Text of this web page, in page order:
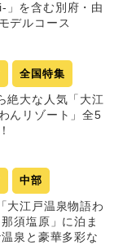
」を含む別府・由
デルコース
全国特集
絶大な人気「大江
んリゾート」全5
中部
大江戸温泉物語わ
須塩原」に泊ま
泉と豪華多彩な